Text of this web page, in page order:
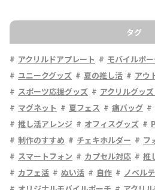
タグ
アクリルドアプレート モバイルポ
ユニークグッズ
夏の推し活 アウ
スポーツ応援グッズ
アクリルグッ
マグネット
夏フェス 痛バッグ
推し活アレンジ
オフィスグッズ
制作のすすめ
チェキホルダー フ
スマートフォン
カプセル対応 推
カフェ活
ぬい活 自作 ノベル